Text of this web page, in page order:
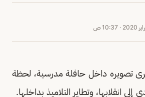
· 10:37 ص
تصويره داخل حافلة مدرسية، لحظة
انقلابها، وتطاير التلاميذ بداخلها.